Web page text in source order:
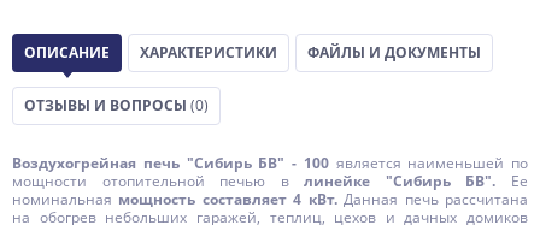
ОПИСАНИЕ ХАРАКТЕРИСТИКИ ФАЙЛЫ И ДОКУМЕНТЫ
ОТЗЫВЫ И ВОПРОСЫ (0)
Воздухогрейная печь "Сибирь БВ" - 100является наименьшей по
мощности отопительной печью влинейке "Сибирь БВ". Ее
номинальная мощность составляет 4 кВт.Данная печь рассчитана
на обогрев небольших гаражей, теплиц, цехов и дачных домиков